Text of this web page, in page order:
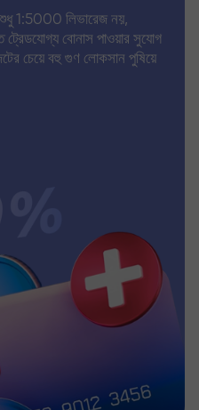
1:5000 লিভারেজ নয়,
বোনাস পাওয়ার সুযোগ
চেয়ে বহু গুণ লোকসান পুষিয়ে